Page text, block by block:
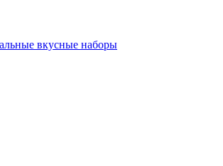
вкусные наборы